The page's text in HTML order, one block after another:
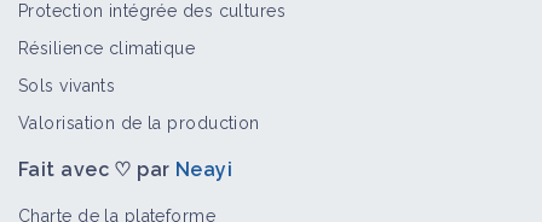
Protection intégrée des cultures
Résilience climatique
Sols vivants
Valorisation de la production
Fait avec ♡ par Neayi
Charte de la plateforme